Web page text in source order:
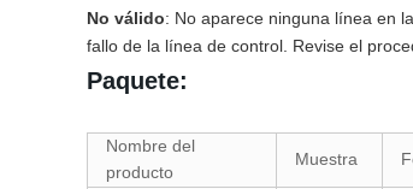
No válido: No aparece ninguna línea en
fallo de la línea de control. Revise el
Paquete:
Nombre del
producto
Muestra